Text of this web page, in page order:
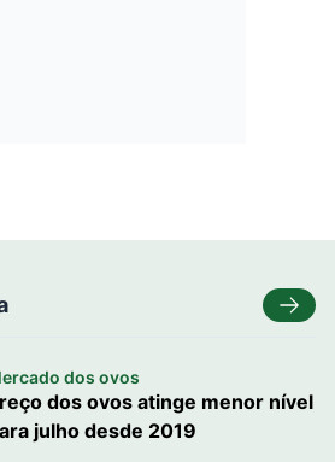
dos ovos
dos ovos atinge menor nível
julho desde 2019